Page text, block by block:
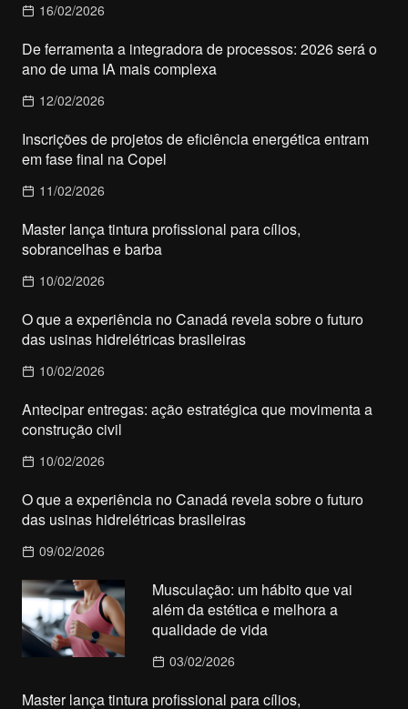
16/02/2026
De ferramenta a integradora de processos: 2026 será o
ano de uma IA mais complexa
12/02/2026
Inscrições de projetos de eficiência energética entram
em fase final na Copel
11/02/2026
Master lança tintura profissional para cílios,
sobrancelhas e barba
10/02/2026
O que a experiência no Canadá revela sobre o futuro
das usinas hidrelétricas brasileiras
10/02/2026
Antecipar entregas: ação estratégica que movimenta a
construção civil
10/02/2026
O que a experiência no Canadá revela sobre o futuro
das usinas hidrelétricas brasileiras
09/02/2026
Musculação: um hábito que vai
além da estética e melhora a
qualidade de vida
03/02/2026
Master lança tintura profissional para cílios,